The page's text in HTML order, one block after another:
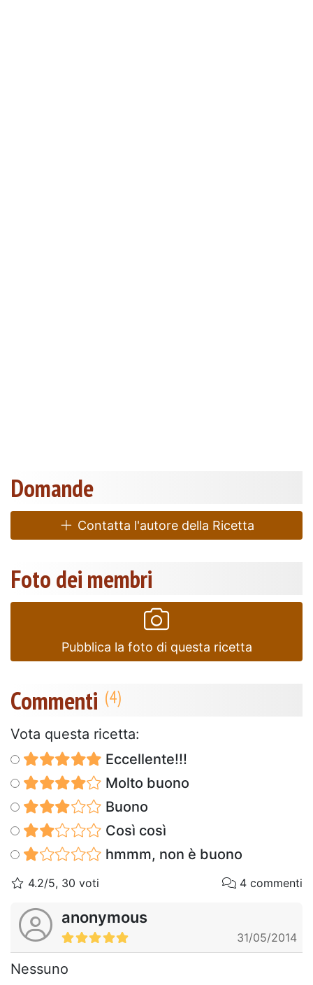
Domande
Contatta l'autore della Ricetta
Foto dei membri
Pubblica la foto di questa ricetta
Commenti
Vota questa ricetta:
Eccellente!!!
Molto buono
Buono
Così così
hmmm, non è buono
4.2/5, 30 voti 4 commenti
anonymous
31/05/2014
Nessuno